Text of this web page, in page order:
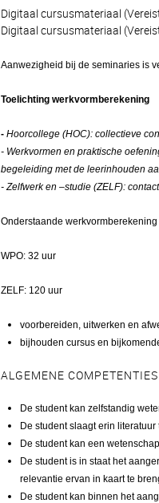
Digitaal cursusmateriaal
Digitaal cursusmateriaal
Aanwezigheid bij de seminaries is
Toelichting werkvormberekening
- Hoorcollege (HOC): collectieve
- Werkvormen en praktische
begeleiding met de leerinhouden
- Zelfwerk en –studie (ZELF):
Onderstaande
WPO: 32 uur
ZELF: 120 uur
voorbereiden, uitwerken en
bijhouden cursus en
ALGEMENE COMPETENTIES
De student kan zelfstandig
De student slaagt erin
De student kan een
De student is in staat het
relevantie ervan in kaart te
De student kan binnen het